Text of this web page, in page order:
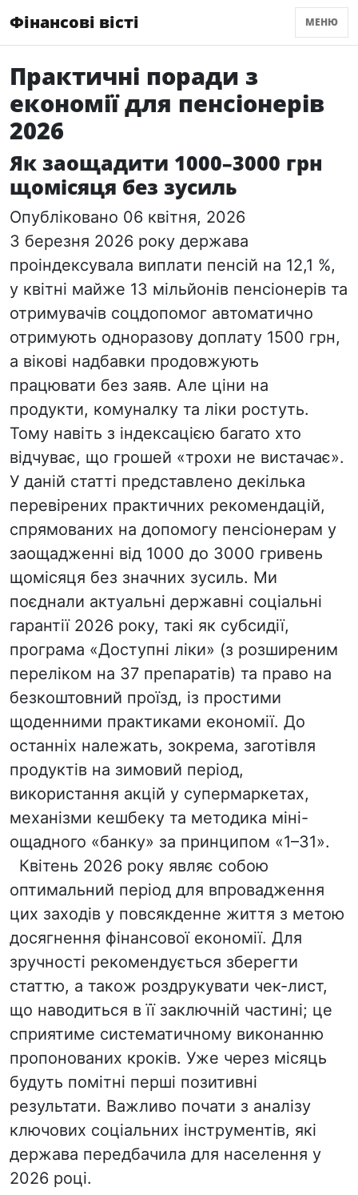
Фінансові вісті МЕНЮ
Практичні поради з
економії для пенсіонерів
2026
Як заощадити 1000–3000 грн
щомісяця без зусиль
Опубліковано 06 квітня, 2026
З березня 2026 року держава
проіндексувала виплати пенсій на 12,1 %,
у квітні майже 13 мільйонів пенсіонерів та
отримувачів соцдопомог автоматично
отримують одноразову доплату 1500 грн,
а вікові надбавки продовжують
працювати без заяв. Але ціни на
продукти, комуналку та ліки ростуть.
Тому навіть з індексацією багато хто
відчуває, що грошей «трохи не вистачає».
У даній статті представлено декілька
перевірених практичних рекомендацій,
спрямованих на допомогу пенсіонерам у
заощадженні від 1000 до 3000 гривень
щомісяця без значних зусиль. Ми
поєднали актуальні державні соціальні
гарантії 2026 року, такі як субсидії,
програма «Доступні ліки» (з розширеним
переліком на 37 препаратів) та право на
безкоштовний проїзд, із простими
щоденними практиками економії. До
останніх належать, зокрема, заготівля
продуктів на зимовий період,
використання акцій у супермаркетах,
механізми кешбеку та методика міні-
ощадного «банку» за принципом «1–31».
Квітень 2026 року являє собою
оптимальний період для впровадження
цих заходів у повсякденне життя з метою
досягнення фінансової економії. Для
зручності рекомендується зберегти
статтю, а також роздрукувати чек-лист,
що наводиться в її заключній частині; це
сприятиме систематичному виконанню
пропонованих кроків. Уже через місяць
будуть помітні перші позитивні
результати. Важливо почати з аналізу
ключових соціальних інструментів, які
держава передбачила для населення у
2026 році.